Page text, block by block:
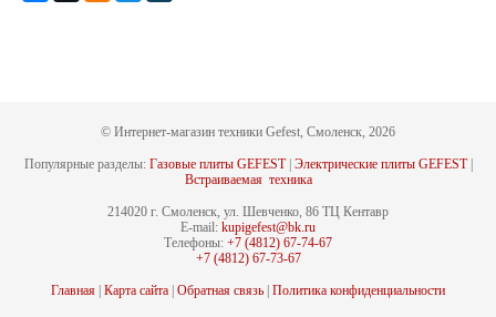
© Интернет-магазин техники Gefest, Смоленск, 2026
Популярные разделы: Газовые плиты GEFEST| Электрические плиты GEFEST|
Встраиваемая техника
214020 г. Смоленск, ул. Шевченко, 86 ТЦ Кентавр
E-mail: kupigefest@bk.ru
Телефоны: +7 (4812) 67-74-67
+7 (4812) 67-73-67
Главная Карта сайта Обратная связь Политика конфиденциальности